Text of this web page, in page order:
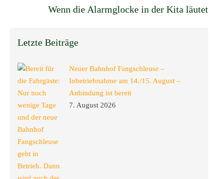
Wenn die Alarmglocke in der Kita läutet
Letzte Beiträge
Neuer Bahnhof Fangschleuse –
Inbetriebnahme am 14./15. August –
Anbindung ist bereit
7. August 2026